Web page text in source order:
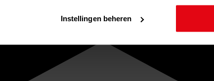
Instellingen beheren